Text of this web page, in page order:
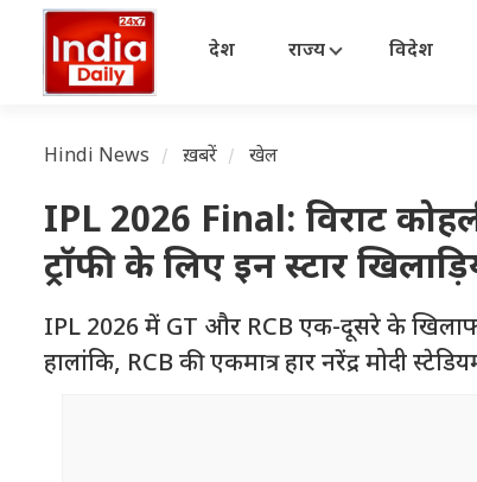
देश राज्य विदेश
Hindi News ख़बरें खेल
IPL 2026 Final: विराट
ट्रॉफी के लिए इन स्टार
IPL 2026 में GT और RCB एक-दूसरे के
हालांकि, RCB की एकमात्र हार नरेंद्र मोदी